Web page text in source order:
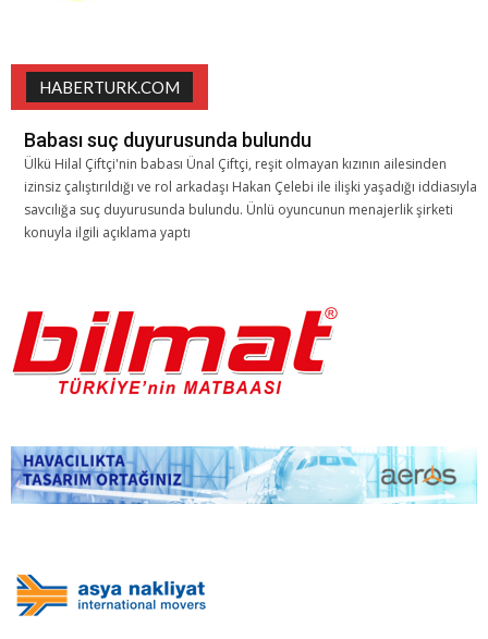
HABERTURK.COM
Babası suç duyurusunda bulundu
Ülkü Hilal Çiftçi'nin babası Ünal Çiftçi, reşit olmayan kızının ailesinden
izinsiz çalıştırıldığı ve rol arkadaşı Hakan Çelebi ile ilişki yaşadığı iddiasıyla
savcılığa suç duyurusunda bulundu. Ünlü oyuncunun menajerlik şirketi
konuyla ilgili açıklama yaptı